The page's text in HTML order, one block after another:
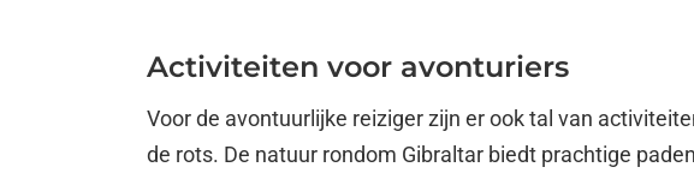
Activiteiten voor avonturiers
Voor de avontuurlijke reiziger zijn er ook tal van
de rots. De natuur rondom Gibraltar biedt prachtige